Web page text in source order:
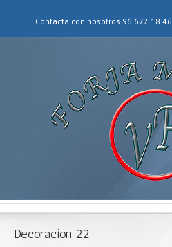
Contacta con nosotros 96 672 18 46
Decoracion 22